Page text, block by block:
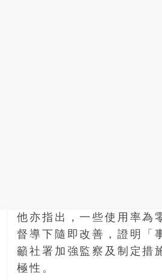
他亦指出，一些使用率為
督導下隨即改善，證明「
籲社署加強監察及制定措
極性。